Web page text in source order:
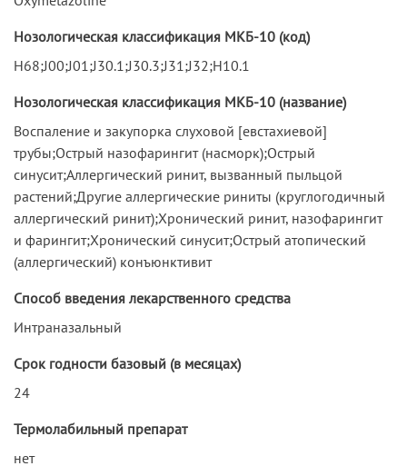
Нозологическая классификация МКБ-10 (код)
H68;J00;J01;J30.1;J30.3;J31;J32;H10.1
Нозологическая классификация МКБ-10 (название)
Воспаление и закупорка слуховой [евстахиевой]
трубы;Острый назофарингит (насморк);Острый
синусит;Аллергический ринит, вызванный пыльцой
растений;Другие аллергические риниты (круглогодичный
аллергический ринит);Хронический ринит, назофарингит
и фарингит;Хронический синусит;Острый атопический
(аллергический) конъюнктивит
Способ введения лекарственного средства
Интраназальный
Срок годности базовый (в месяцах)
24
Термолабильный препарат
нет